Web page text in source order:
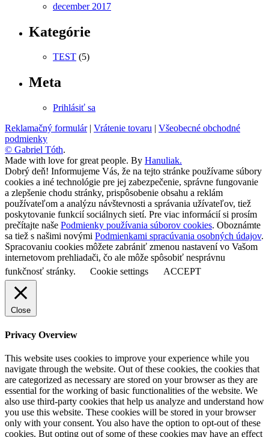
december 2017
Kategórie
TEST (5)
Meta
Prihlásiť sa
Reklamačný formulár| Vrátenie tovaru | Všeobecné obchodné
podmienky
© Gabriel Tóth.
Made with love for great people. By Hanuliak.
Dobrý deň! Informujeme Vás, že na tejto stránke používame súbory
cookies a iné technológie pre jej zabezpečenie, správne fungovanie
a zlepšenie chodu stránky, prispôsobenie obsahu a reklám
používateľom a analýzu návštevnosti a správania užívateľov, tiež
poskytovanie funkcií sociálnych sietí. Pre viac informácií si prosím
prečítajte naše Podmienky používania súborov cookies. Oboznámte
sa tiež s našimi novými Podmienkami spracúvania osobných údajov.
Spracovaniu cookies môžete zabrániť zmenou nastavení vo Vašom
internetovom prehliadači, čo ale môže spôsobiť nesprávnu
funkčnosť stránky.
Cookie settings ACCEPT
Close
Privacy Overview
This website uses cookies to improve your experience while you
navigate through the website. Out of these cookies, the cookies that
are categorized as necessary are stored on your browser as they are
essential for the working of basic functionalities of the website. We
also use third-party cookies that help us analyze and understand how
you use this website. These cookies will be stored in your browser
only with your consent. You also have the option to opt-out of these
cookies. But opting out of some of these cookies may have an effect